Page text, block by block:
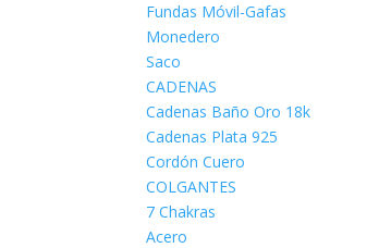
Fundas Móvil-Gafas
Monedero
Saco
CADENAS
Cadenas Baño Oro 18k
Cadenas Plata 925
Cordón Cuero
COLGANTES
7 Chakras
Acero